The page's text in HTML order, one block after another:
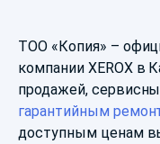
ТОО «Копия» –
компании XEROX в
продажей,
гарантийным
доступным ценам